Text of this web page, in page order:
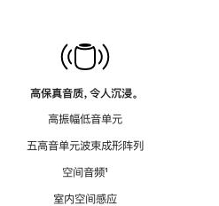
高保真音质，令人沉浸。
高振幅低音单元
五高音单元波束成形阵列
空间音频脚
¹
室内空间感应